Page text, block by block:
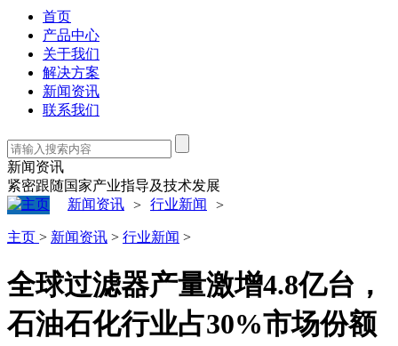
首页
产品中心
关于我们
解决方案
新闻资讯
联系我们
新闻资讯
紧密跟随国家产业指导及技术发展
新闻资讯 > 行业新闻 >
主页 > 新闻资讯 > 行业新闻 >
全球过滤器产量激增4.8亿台，
石油石化行业占30%市场份额